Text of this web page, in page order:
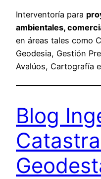
Interventoría para
ambientales,
en áreas tales como
Geodesia, Gestión
Avalúos, Cartografía
Blog